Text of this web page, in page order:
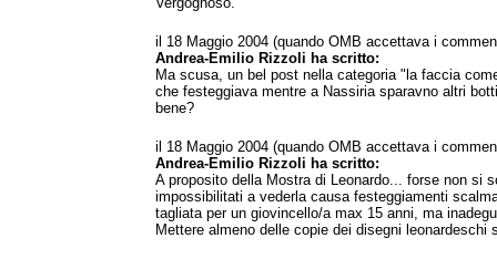
il 18 Maggio 2004 (quando OMB accettava i
Andrea-Emilio Rizzoli ha scritto:
Ma scusa, un bel post nella categoria "la faccia
che festeggiava mentre a Nassiria sparavno altri
bene?
il 18 Maggio 2004 (quando OMB accettava i
Andrea-Emilio Rizzoli ha scritto:
A proposito della Mostra di Leonardo... forse non si
impossibilitati a vederla causa festeggiamenti
tagliata per un giovincello/a max 15 anni, ma
Mettere almeno delle copie dei disegni leonardeschi